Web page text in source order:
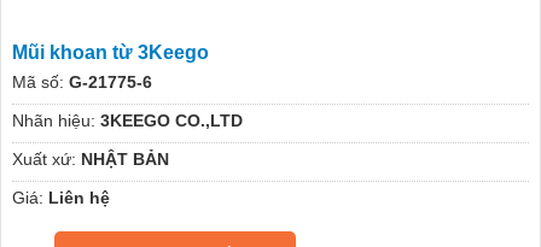
Mũi khoan từ 3Keego
Mã số: G-21775-6
Nhãn hiệu: 3KEEGO CO.,LTD
Xuất xứ: NHẬT BẢN
Giá: Liên hệ